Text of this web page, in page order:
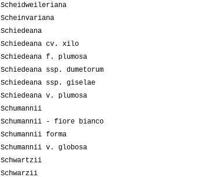
Scheidweileriana
Scheinvariana
Schiedeana
Schiedeana cv. xilo
Schiedeana f. plumosa
Schiedeana ssp. dumetorum
Schiedeana ssp. giselae
Schiedeana v. plumosa
Schumannii
Schumannii - fiore bianco
Schumannii forma
Schumannii v. globosa
Schwartzii
Schwarzii